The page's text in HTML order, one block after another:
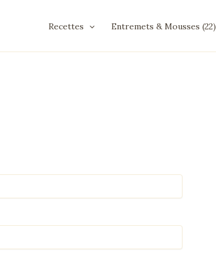
Recettes Entremets & Mousses (22)